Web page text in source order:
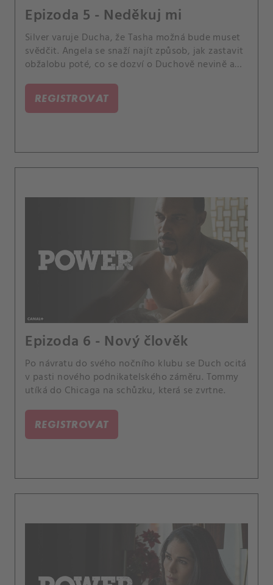
Epizoda 5 - Neděkuj mi
Silver varuje Ducha, že Tasha možná bude muset
svědčit. Angela se snaží najít způsob, jak zastavit
obžalobu poté, co se dozví o Duchově nevině a
REGISTROVAT
Epizoda 6 - Nový člověk
Po návratu do svého nočního klubu se Duch ocitá
v pasti nového podnikatelského záměru. Tommy
utíká do Chicaga na schůzku, která se zvrtne.
REGISTROVAT